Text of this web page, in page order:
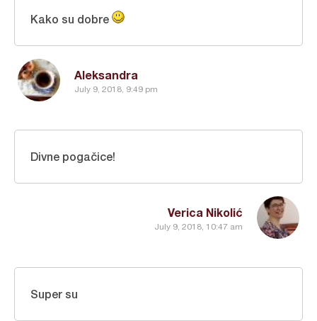
Aleksandra
July 9, 2018, 9:49 pm
Kako su dobre
Verica Nikolić
July 9, 2018, 10:47 am
Divne pogačice!
Super su